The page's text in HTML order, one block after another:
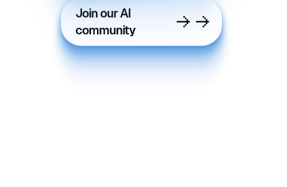
Join our AI
community